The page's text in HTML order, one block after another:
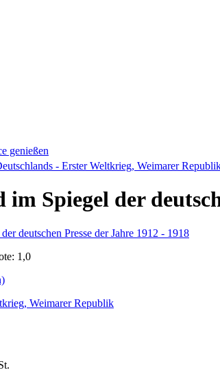
genießen
- Erster Weltkrieg, Weimarer
Spiegel der
1,0
Weimarer Republik